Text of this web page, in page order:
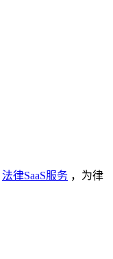
法律SaaS服务 ，为律